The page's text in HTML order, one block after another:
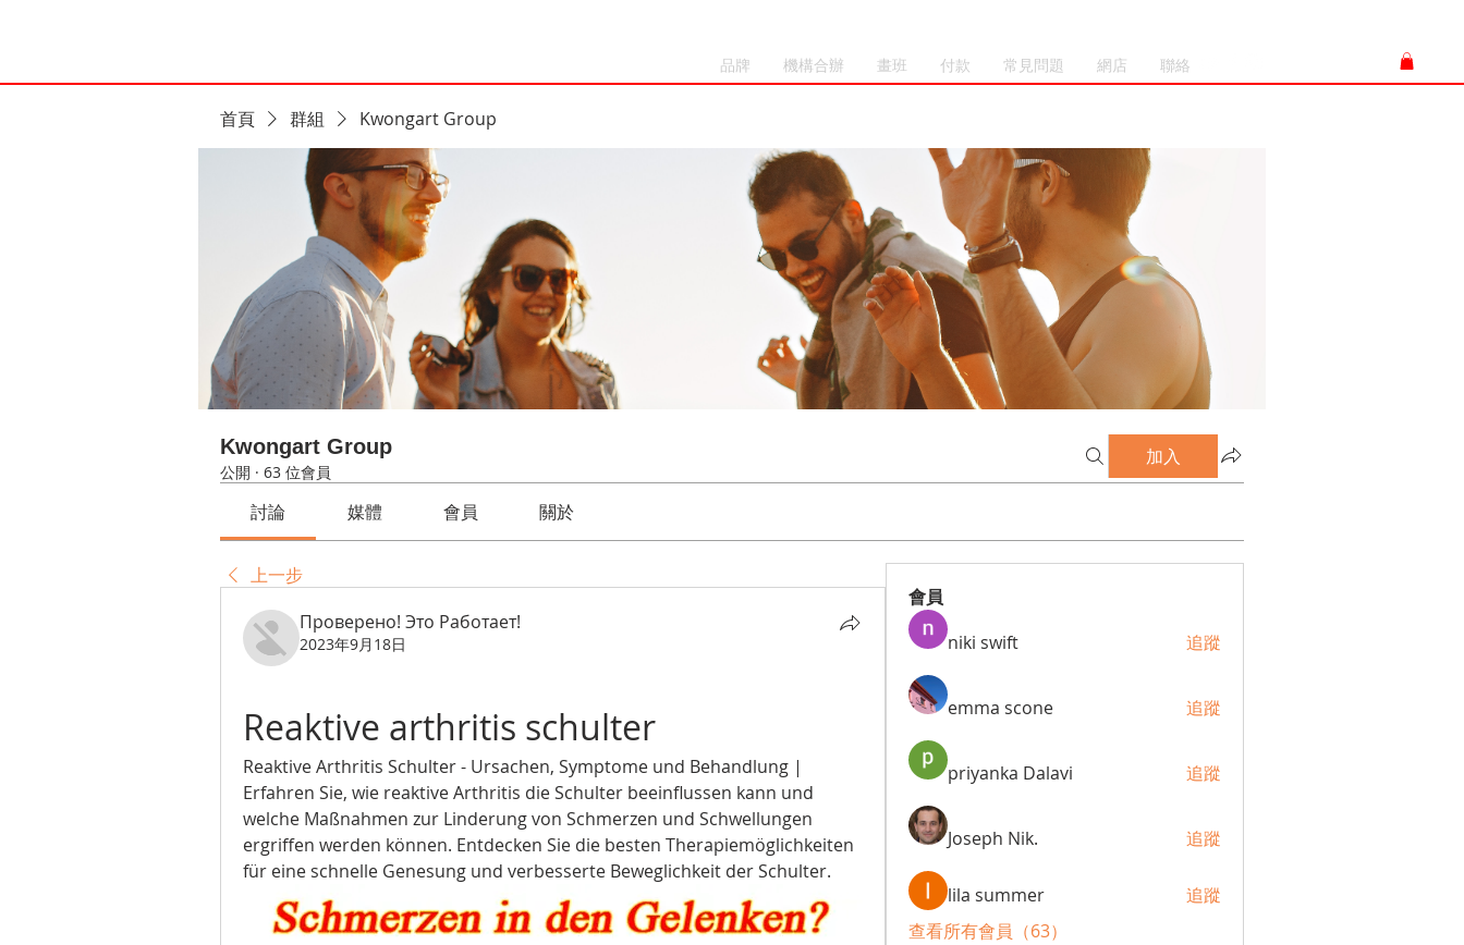
品牌 機構合辦 畫班 付款 常見問題 網店 聯絡
首頁 群組 Kwongart Group
Kwongart Group
公開 · 63 位會員
加入
討論 媒體 會員 關於
上一步
Проверено! Это Работает!
2023年9月18日
Reaktive arthritis schulter
Reaktive Arthritis Schulter - Ursachen, Symptome und Behandlung |
Erfahren Sie, wie reaktive Arthritis die Schulter beeinflussen kann und
welche Maßnahmen zur Linderung von Schmerzen und Schwellungen
ergriffen werden können. Entdecken Sie die besten Therapiemöglichkeiten
für eine schnelle Genesung und verbesserte Beweglichkeit der Schulter.
會員
niki swift 追蹤
emma scone 追蹤
priyanka Dalavi 追蹤
Joseph Nik. 追蹤
lila summer
追蹤
查看所有會員（63）